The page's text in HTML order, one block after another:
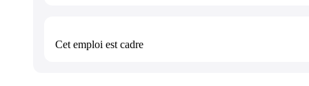
Cet emploi estcadre